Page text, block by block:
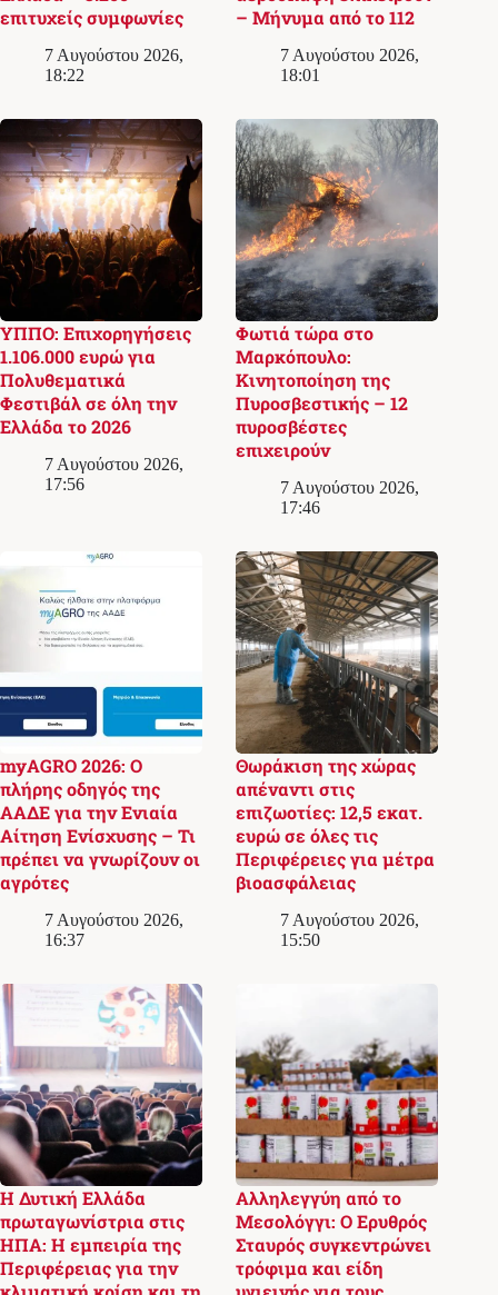
επιτυχείς συμφωνίες
7 Αυγούστου 2026,
18:22
– Μήνυμα από το 112
7 Αυγούστου 2026,
18:01
ΥΠΠΟ: Επιχορηγήσεις
1.106.000 ευρώ για
Πολυθεματικά
Φεστιβάλ σε όλη την
Ελλάδα το 2026
7 Αυγούστου 2026,
17:56
Φωτιά τώρα στο
Μαρκόπουλο:
Κινητοποίηση της
Πυροσβεστικής – 12
πυροσβέστες
επιχειρούν
7 Αυγούστου 2026,
17:46
myAGRO 2026: Ο
πλήρης οδηγός της
ΑΑΔΕ για την Ενιαία
Αίτηση Ενίσχυσης – Τι
πρέπει να γνωρίζουν οι
αγρότες
7 Αυγούστου 2026,
16:37
Θωράκιση της χώρας
απέναντι στις
επιζωοτίες: 12,5 εκατ.
ευρώ σε όλες τις
Περιφέρειες για μέτρα
βιοασφάλειας
7 Αυγούστου 2026,
15:50
Η Δυτική Ελλάδα
πρωταγωνίστρια στις
ΗΠΑ: Η εμπειρία της
Περιφέρειας για την
Αλληλεγγύη από το
Μεσολόγγι: Ο Ερυθρός
Σταυρός συγκεντρώνει
τρόφιμα και είδη